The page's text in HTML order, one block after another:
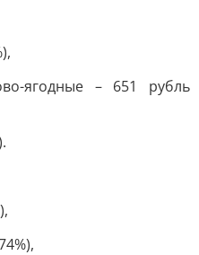
ягодные – 651 рубль